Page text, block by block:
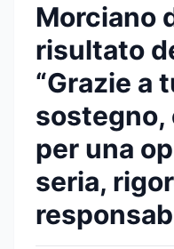
Morciano
risultato
“Grazie a
sostegno,
per una
seria,